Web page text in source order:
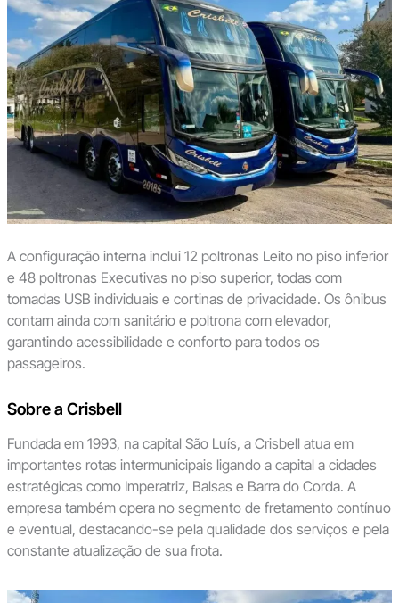
A configuração interna inclui 12 poltronas Leito no piso inferior
e 48 poltronas Executivas no piso superior, todas com
tomadas USB individuais e cortinas de privacidade. Os ônibus
contam ainda com sanitário e poltrona com elevador,
garantindo acessibilidade e conforto para todos os
passageiros.
Sobre a Crisbell
Fundada em 1993, na capital São Luís, a Crisbell atua em
importantes rotas intermunicipais ligando a capital a cidades
estratégicas como Imperatriz, Balsas e Barra do Corda. A
empresa também opera no segmento de fretamento contínuo
e eventual, destacando-se pela qualidade dos serviços e pela
constante atualização de sua frota.